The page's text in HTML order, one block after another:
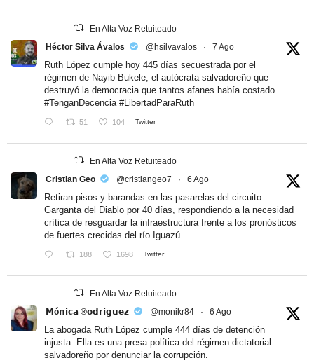
En Alta Voz Retuiteado
Héctor Silva Ávalos
@hsilvavalos · 7 Ago
Ruth López cumple hoy 445 días secuestrada por el
régimen de Nayib Bukele, el autócrata salvadoreño que
destruyó la democracia que tantos afanes había costado.
#TenganDecencia #LibertadParaRuth
51 104 Twitter
En Alta Voz Retuiteado
Cristian Geo
@cristiangeo7 · 6 Ago
Retiran pisos y barandas en las pasarelas del circuito
Garganta del Diablo por 40 días, respondiendo a la necesidad
crítica de resguardar la infraestructura frente a los pronósticos
de fuertes crecidas del río Iguazú.
188 1698 Twitter
En Alta Voz Retuiteado
𝗠ó𝗻𝗶𝗰𝗮 ®𝗼𝗱𝗿𝗶𝗴𝘂𝗲𝘇
@monikr84 · 6 Ago
La abogada Ruth López cumple 444 días de detención
injusta. Ella es una presa política del régimen dictatorial
salvadoreño por denunciar la corrupción.